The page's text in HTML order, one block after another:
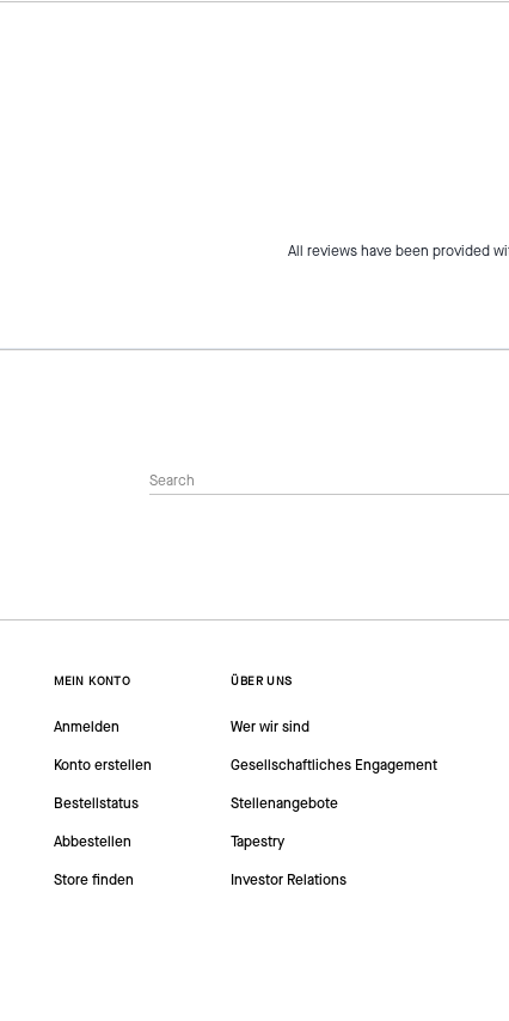
All reviews have been provided
MEIN KONTO
Anmelden
Konto erstellen
Bestellstatus
Abbestellen
Store finden
ÜBER UNS
Wer wir sind
Gesellschaftliches Engagement
Stellenangebote
Tapestry
Investor Relations